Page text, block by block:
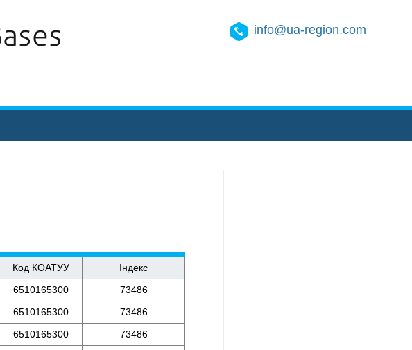
info@ua-region.com
Код КОАТУУ
Індекс
6510165300
73486
6510165300
73486
6510165300
73486